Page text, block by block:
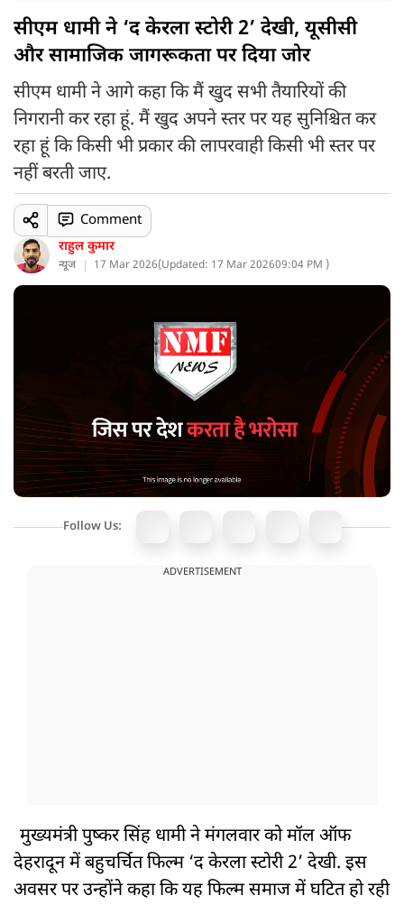
सीएम धामी ने ‘द केरला स्टोरी 2’ देखी, यूसीसी
और सामाजिक जागरूकता पर दिया जोर
सीएम धामी ने आगे कहा कि मैं खुद सभी तैयारियों की
निगरानी कर रहा हूं. मैं खुद अपने स्तर पर यह सुनिश्चित कर
रहा हूं कि किसी भी प्रकार की लापरवाही किसी भी स्तर पर
नहीं बरती जाए.
राहुल कुमार
न्यूज 17 Mar 2026(Updated: 17 Mar 202609:04 PM )
Comment
Follow Us:
ADVERTISEMENT
मुख्यमंत्री पुष्कर सिंह धामी ने मंगलवार को मॉल ऑफ
देहरादून में बहुचर्चित फिल्म ‘द केरला स्टोरी 2’ देखी. इस
अवसर पर उन्होंने कहा कि यह फिल्म समाज में घटित हो रही